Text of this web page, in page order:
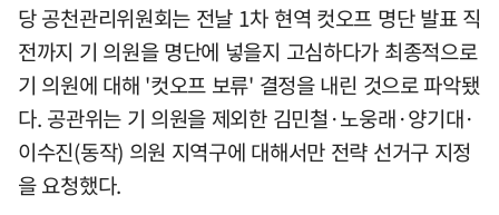
당 공천관리위원회는 전날 1차 현역 컷오프 명단 발표 직
전까지 기 의원을 명단에 넣을지 고심하다가 최종적으로
기 의원에 대해 '컷오프 보류' 결정을 내린 것으로 파악됐
다. 공관위는 기 의원을 제외한 김민철·노웅래·양기대·
이수진(동작) 의원 지역구에 대해서만 전략 선거구 지정
을 요청했다.